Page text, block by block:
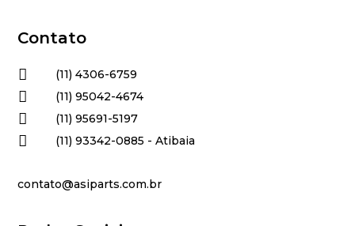
Contato
 (11) 4306-6759
 (11) 95042-4674
 (11) 95691-5197
 (11) 93342-0885 - Atibaia
contato@asiparts.com.br